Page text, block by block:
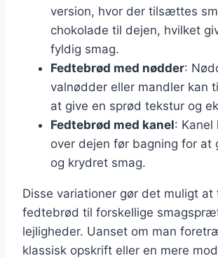
version, hvor der tilsættes
chokolade til dejen, hvilket
fyldig smag.
Fedtebrød med nødder:
valnødder eller mandler kan
at give en sprød tekstur og
Fedtebrød med kanel: Kanel
over dejen før bagning for at
og krydret smag.
Disse variationer gør det muligt at
fedtebrød til forskellige
lejligheder. Uanset om man
klassisk opskrift eller en mere